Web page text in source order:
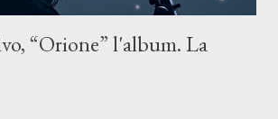
“Orione” l'album. La